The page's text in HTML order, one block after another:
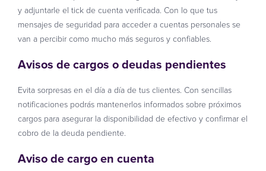
y adjuntarle el tick de cuenta verificada. Con lo que tus
mensajes de seguridad para acceder a cuentas personales se
van a percibir como mucho más seguros y confiables.
Avisos de cargos o deudas pendientes
Evita sorpresas en el día a día de tus clientes. Con sencillas
notificaciones podrás mantenerlos informados sobre próximos
cargos para asegurar la disponibilidad de efectivo y confirmar el
cobro de la deuda pendiente.
Aviso de cargo en cuenta